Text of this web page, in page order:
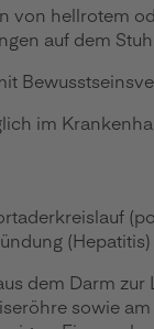
hellrotem
auf dem
im
dem Darm
sowie